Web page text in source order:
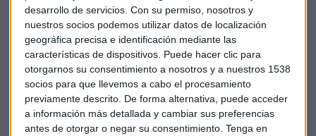
desarrollo de servicios. Con su permiso, nosotros y
nuestros socios podemos utilizar datos de localización
geográfica precisa e identificación mediante las
características de dispositivos. Puede hacer clic para
otorgarnos su consentimiento a nosotros y a nuestros 1538
socios para que llevemos a cabo el procesamiento
previamente descrito. De forma alternativa, puede acceder
a información más detallada y cambiar sus preferencias
antes de otorgar o negar su consentimiento. Tenga en
Mirando a la oposición
Decía que no se iba a ningún lado y hoy que le pedían que se
echara a un lado. A Liz Truss le da pena. Dice que son
amigos, pero lo toma como cabeza de turco y pone al
exsecretario de Sanidad y Asuntos Exteriores - con los
gobiernos de David Cameron y Theresa May -JeremyHunt
para que arregle al país.